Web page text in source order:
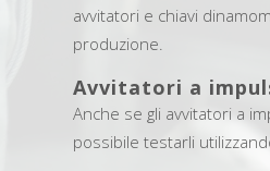
avvitatori e chiavi
produzione.
Avvitatori a
Anche se gli avvitatori a
possibile testarli